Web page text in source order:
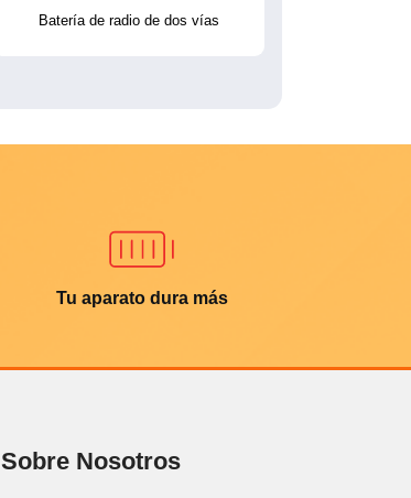
Batería de radio de dos vías
Tu aparato dura más
Sobre Nosotros